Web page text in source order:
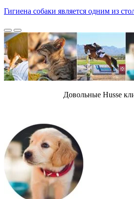
Гигиена собаки является одним из
Довольные Husse